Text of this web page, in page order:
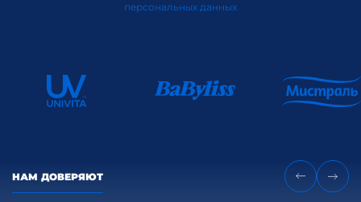
персональных данных
НАМ ДОВЕРЯЮТ